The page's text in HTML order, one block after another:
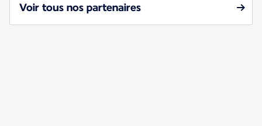
Voir tous nos partenaires